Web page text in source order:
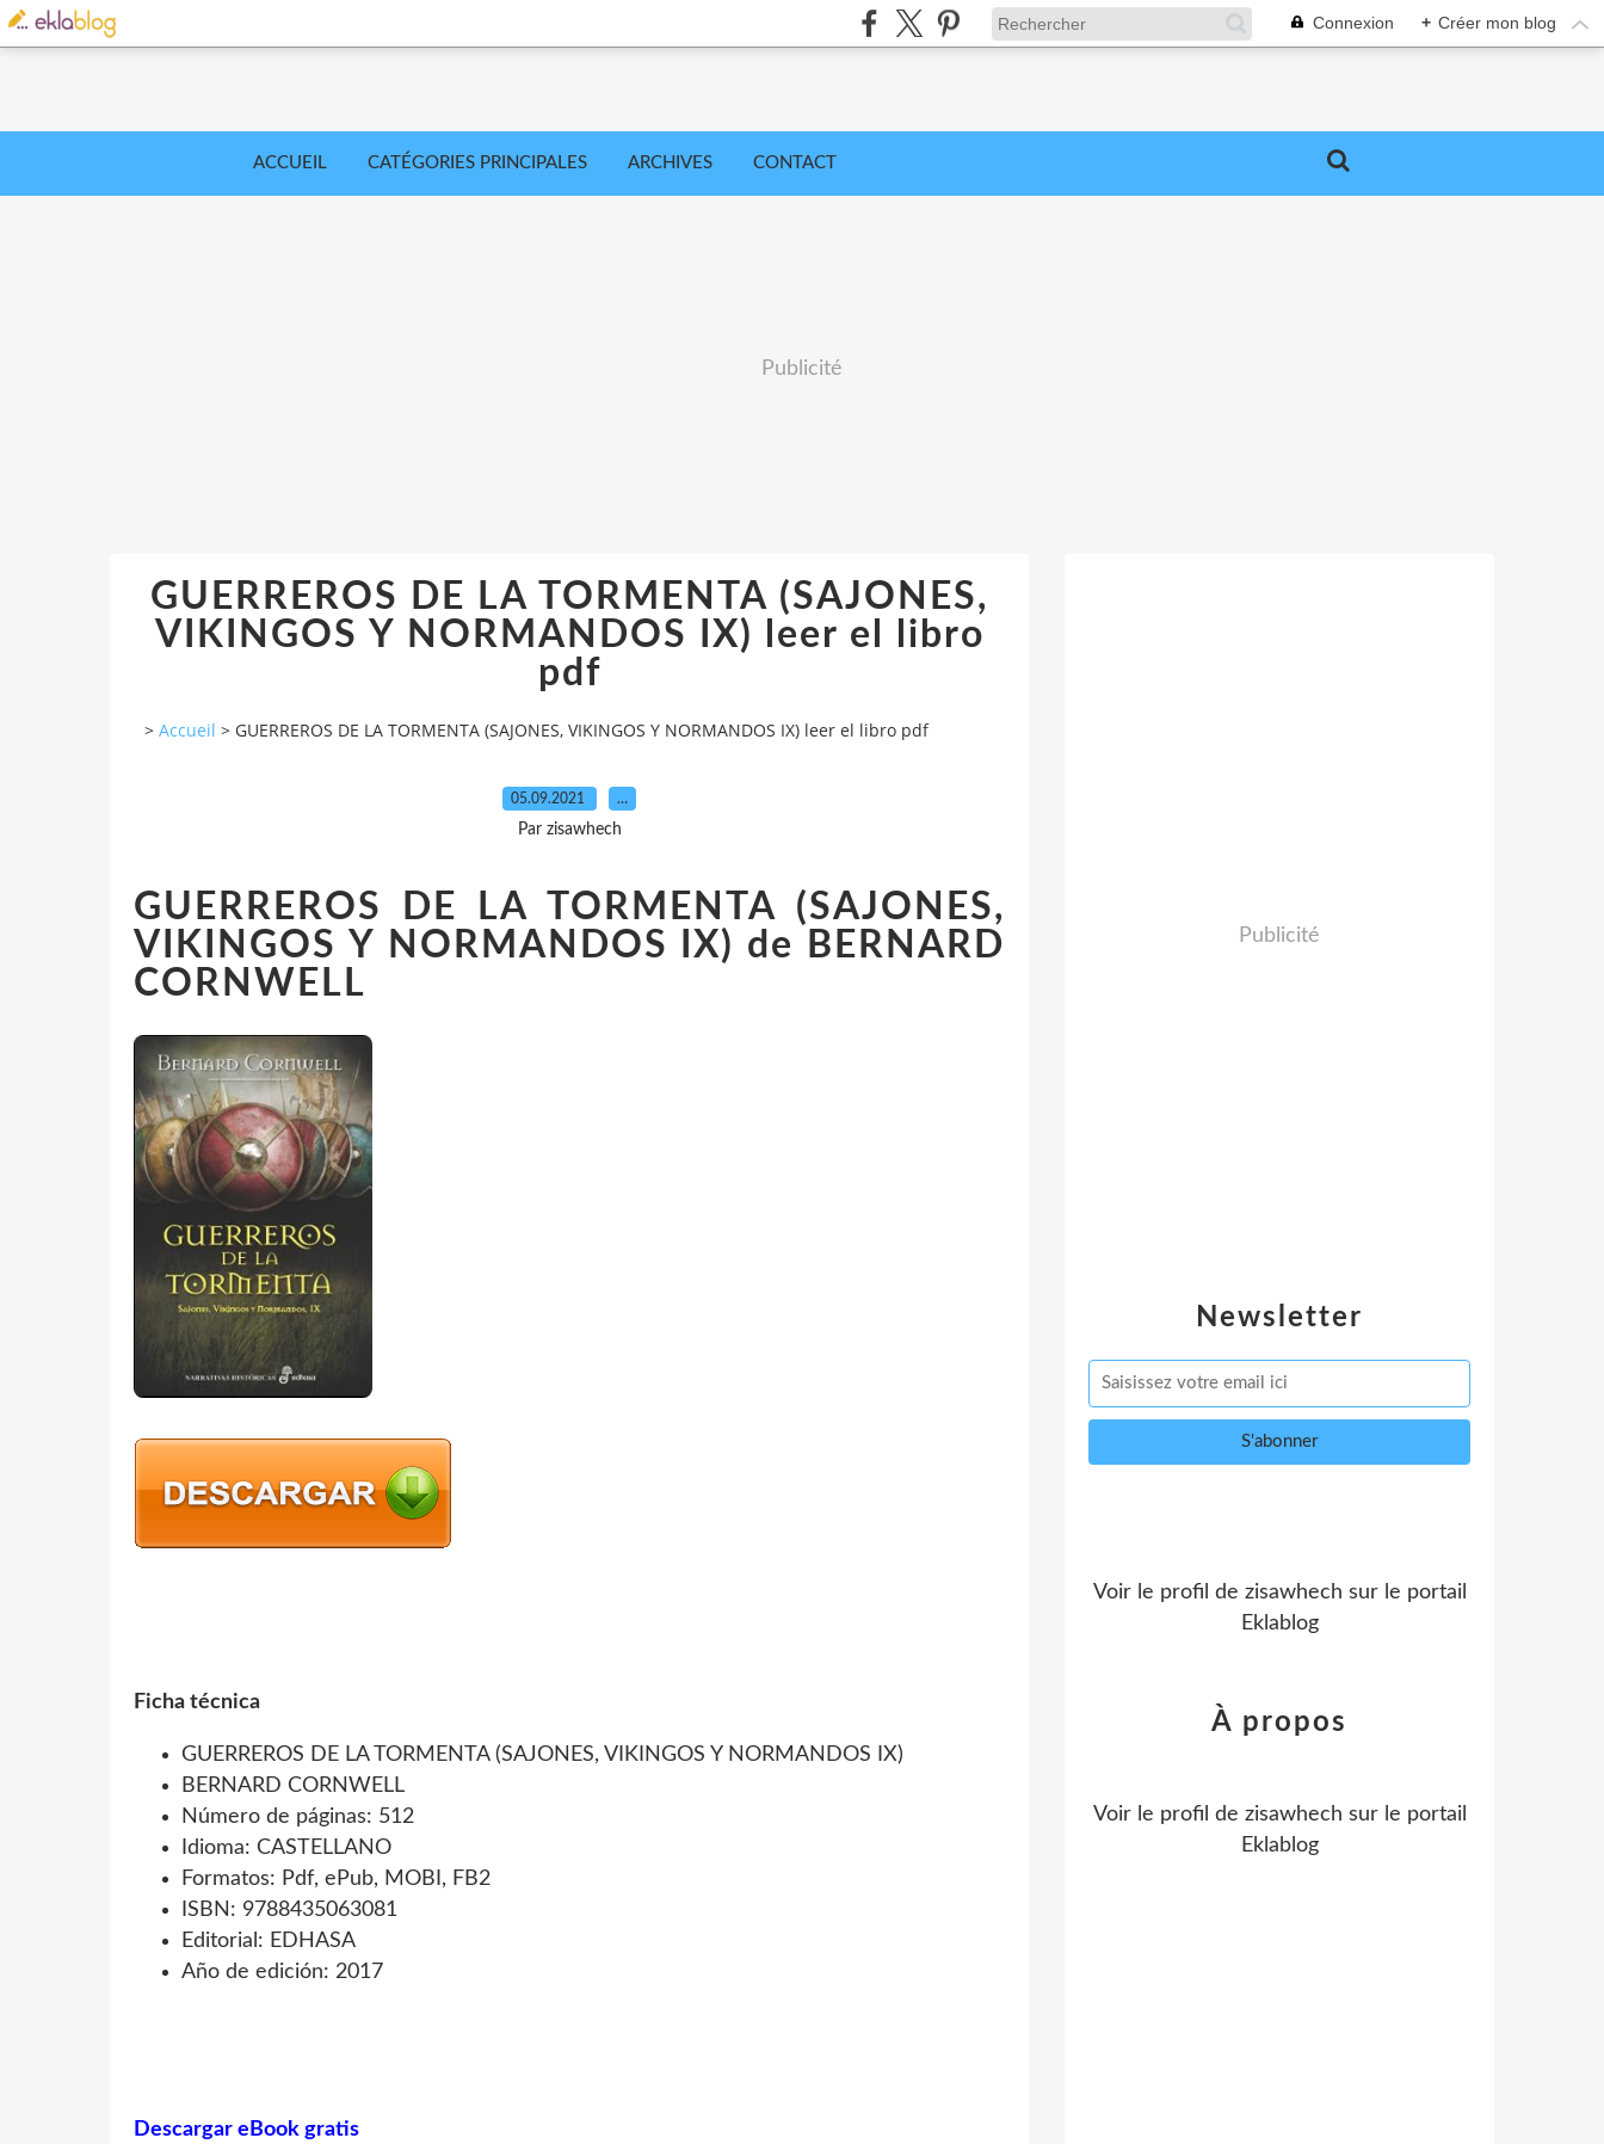
Connexion + Créer mon blog
ACCUEIL CATÉGORIES PRINCIPALES ARCHIVES CONTACT
Publicité
GUERREROS DE LA TORMENTA (SAJONES,
VIKINGOS Y NORMANDOS IX) leer el libro
pdf
> Accueil > GUERREROS DE LA TORMENTA (SAJONES, VIKINGOS Y NORMANDOS IX) leer el libro pdf
05.09.2021 …
Par zisawhech
GUERREROS DE LA TORMENTA (SAJONES,
VIKINGOS Y NORMANDOS IX) de BERNARD
CORNWELL
Ficha técnica
GUERREROS DE LA TORMENTA (SAJONES, VIKINGOS Y NORMANDOS IX)
BERNARD CORNWELL
Número de páginas: 512
Idioma: CASTELLANO
Formatos: Pdf, ePub, MOBI, FB2
ISBN: 9788435063081
Editorial: EDHASA
Año de edición: 2017
Descargar eBook gratis
Newsletter
Publicité
Voir le profil de zisawhech sur le portail
Eklablog
À propos
Voir le profil de zisawhech sur le portail
Eklablog